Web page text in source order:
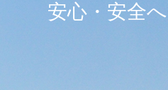
安心・安全